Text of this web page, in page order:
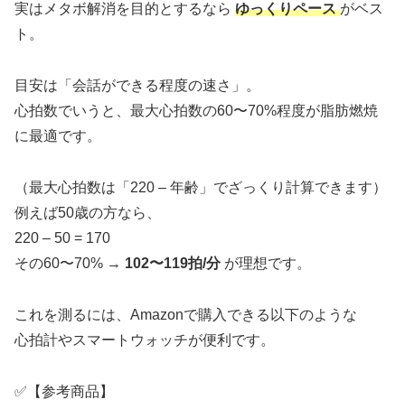
実はメタボ解消を目的とするなら ゆっくりペース がベス
ト。
目安は「会話ができる程度の速さ」。
心拍数でいうと、最大心拍数の60〜70%程度が脂肪燃焼
に最適です。
（最大心拍数は「220 – 年齢」でざっくり計算できます）
例えば50歳の方なら、
220 – 50 = 170
その60〜70% → 102〜119拍/分が理想です。
これを測るには、Amazonで購入できる以下のような
心拍計やスマートウォッチが便利です。
✅【参考商品】